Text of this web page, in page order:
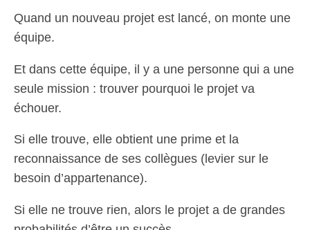
Quand un nouveau projet est lancé, on monte une
équipe.
Et dans cette équipe, il y a une personne qui a une
seule mission : trouver pourquoi le projet va
échouer.
Si elle trouve, elle obtient une prime et la
reconnaissance de ses collègues (levier sur le
besoin d’appartenance).
Si elle ne trouve rien, alors le projet a de grandes